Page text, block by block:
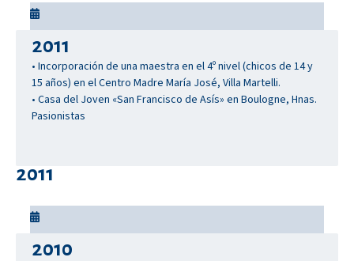
2011
• Incorporación de una maestra en el 4º nivel (chicos de 14 y
15 años) en el Centro Madre María José, Villa Martelli.
• Casa del Joven «San Francisco de Asís» en Boulogne, Hnas.
Pasionistas
2011
2010